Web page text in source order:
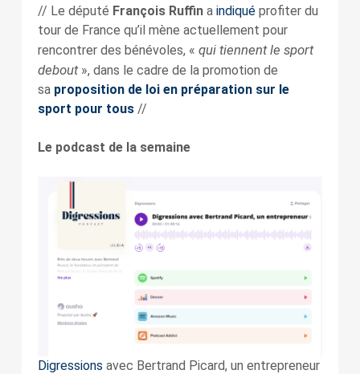
// Le député François Ruffina indiquéprofiter du
tour de France qu’il mène actuellement pour
rencontrer des bénévoles, « qui tiennent le sport
debout», dans le cadre de la promotion de
sa proposition de loi en préparation sur le
sport pour tous //
Le podcast de la semaine
Digressions avec Bertrand Picard, un entrepreneur